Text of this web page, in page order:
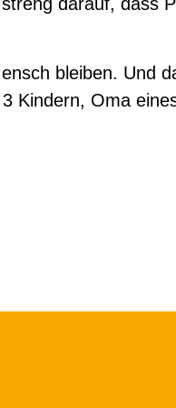
bleiben. Und
Kindern, Oma